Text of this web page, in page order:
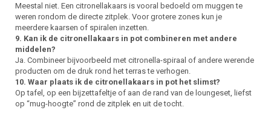
Meestal niet. Een citronellakaars is vooral bedoeld om muggen te
weren rondom de directe zitplek. Voor grotere zones kun je
meerdere kaarsen of spiralen inzetten.
9. Kan ik de citronellakaars in pot combineren met andere
middelen?
Ja. Combineer bijvoorbeeld met citronella-spiraal of andere werende
producten om de druk rond het terras te verhogen.
10. Waar plaats ik de citronellakaars in pot het slimst?
Op tafel, op een bijzettafeltje of aan de rand van de loungeset, liefst
op “mug-hoogte” rond de zitplek en uit de tocht.